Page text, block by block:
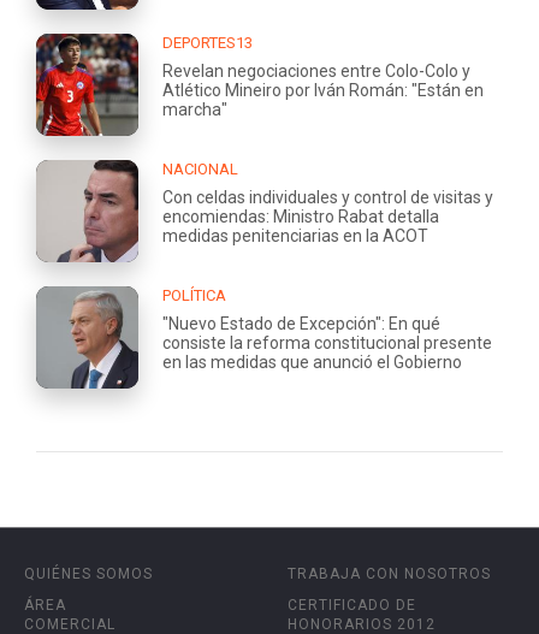
DEPORTES13
Revelan negociaciones entre Colo-Colo y
Atlético Mineiro por Iván Román: "Están en
marcha"
NACIONAL
Con celdas individuales y control de visitas y
encomiendas: Ministro Rabat detalla
medidas penitenciarias en la ACOT
POLÍTICA
"Nuevo Estado de Excepción": En qué
consiste la reforma constitucional presente
en las medidas que anunció el Gobierno
QUIÉNES SOMOS
ÁREA
COMERCIAL
TRABAJA CON NOSOTROS
CERTIFICADO DE
HONORARIOS 2012